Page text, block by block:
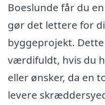
Boeslunde får du
gør det lettere for
byggeprojekt.
værdifuldt, hvis du
eller ønsker, da en
levere